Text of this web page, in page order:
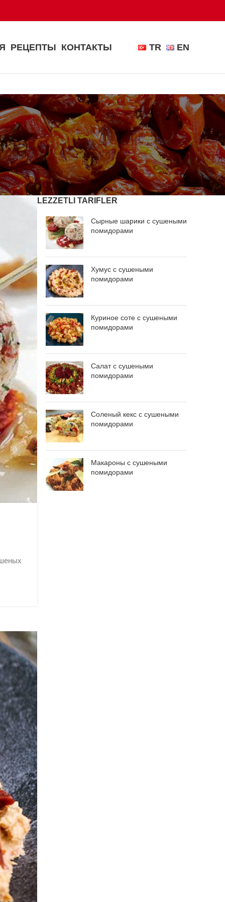
РЕЦЕПТЫ КОНТАКТЫ TR EN
LEZZETLI TARIFLER
Сырные шарики с сушеными
помидорами
Хумус с сушеными
помидорами
Куриное соте с сушеными
помидорами
Салат с сушеными
помидорами
Соленый кекс с сушеными
помидорами
Макароны с сушеными
помидорами